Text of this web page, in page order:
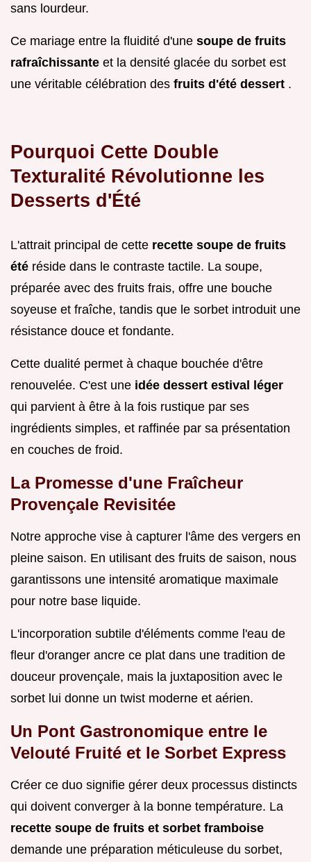
sans lourdeur.
Ce mariage entre la fluidité d'une soupe de fruits
rafraîchissante et la densité glacée du sorbet est
une véritable célébration des fruits d'été dessert .
Pourquoi Cette Double
Texturalité Révolutionne les
Desserts d'Été
L'attrait principal de cette recette soupe de fruits
été réside dans le contraste tactile. La soupe,
préparée avec des fruits frais, offre une bouche
soyeuse et fraîche, tandis que le sorbet introduit une
résistance douce et fondante.
Cette dualité permet à chaque bouchée d'être
renouvelée. C'est une idée dessert estival léger
qui parvient à être à la fois rustique par ses
ingrédients simples, et raffinée par sa présentation
en couches de froid.
La Promesse d'une Fraîcheur
Provençale Revisitée
Notre approche vise à capturer l'âme des vergers en
pleine saison. En utilisant des fruits de saison, nous
garantissons une intensité aromatique maximale
pour notre base liquide.
L'incorporation subtile d'éléments comme l'eau de
fleur d'oranger ancre ce plat dans une tradition de
douceur provençale, mais la juxtaposition avec le
sorbet lui donne un twist moderne et aérien.
Un Pont Gastronomique entre le
Velouté Fruité et le Sorbet Express
Créer ce duo signifie gérer deux processus distincts
qui doivent converger à la bonne température. La
recette soupe de fruits et sorbet framboise
demande une préparation méticuleuse du sorbet,